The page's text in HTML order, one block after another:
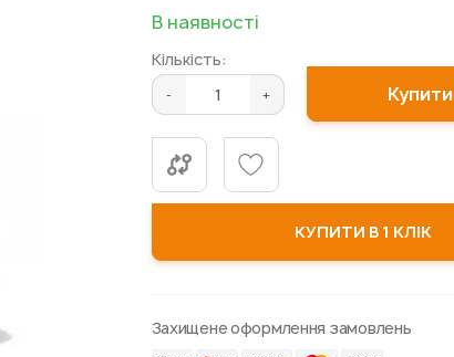
В наявності
Кількість:
Купити
КУПИТИ В 1 КЛІК
Захищене оформлення замовлень